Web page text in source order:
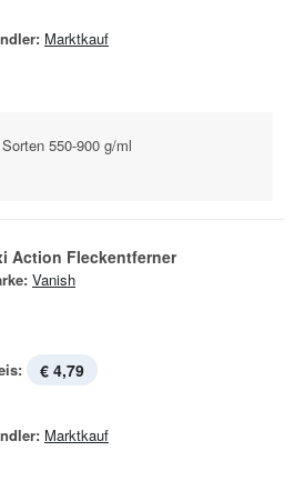
Marktkauf
550-900 g/ml
Action Fleckentferner
Vanish
€ 4,79
Marktkauf